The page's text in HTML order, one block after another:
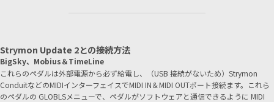
Strymon Update 2との接続方法
BigSky、Mobius＆TimeLine
これらのペダルは外部電源から必ず給電し、（USB 接続がないため）Strymon
ConduitなどのMIDIインターフェイスでMIDI IN＆MIDI OUTポート接続ます。これら
のペダルの GLOBLSメニューで、ペダルがソフトウェアと通信できるように MIDI